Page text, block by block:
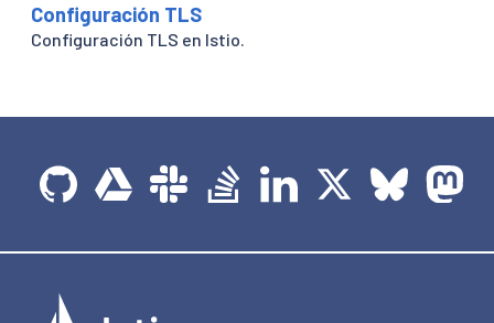
Configuración TLS
Configuración TLS en Istio.